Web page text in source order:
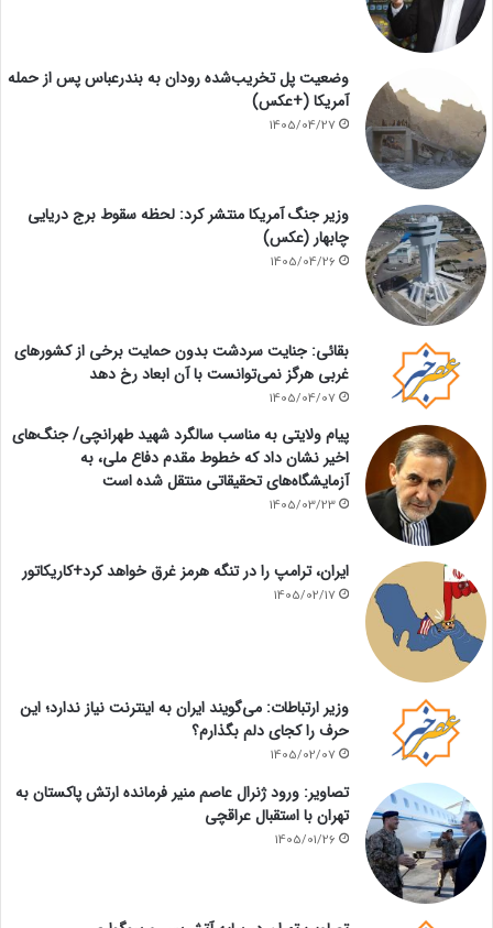
وضعیت پل تخریب‌شده رودان به بندرعباس پس از حمله
آمریکا (+عکس)
1405/04/27
وزیر جنگ آمریکا منتشر کرد: لحظه سقوط برج دریایی
چابهار (عکس)
1405/04/26
بقائی: جنایت سردشت بدون حمایت برخی از کشورهای
غربی هرگز نمی‌توانست با آن ابعاد رخ دهد
1405/04/07
پیام ولایتی به مناسب سالگرد شهید طهرانچی/ جنگ‌های
اخیر نشان داد که خطوط مقدم دفاع ملی، به
آزمایشگاه‌های تحقیقاتی منتقل شده است
1405/03/23
ایران، ترامپ را در تنگه هرمز غرق خواهد کرد+کاریکاتور
1405/02/17
وزیر ارتباطات: می‌گویند ایران به اینترنت نیاز ندارد؛ این
حرف را کجای دلم بگذارم؟
1405/02/07
تصاویر: ورود ژنرال عاصم منیر فرمانده ارتش پاکستان به
تهران با استقبال عراقچی
1405/01/26